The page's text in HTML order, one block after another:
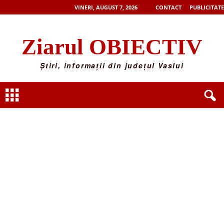
VINERI, AUGUST 7, 2026 CONTACT PUBLICITATE
Ziarul OBIECTIV
Știri, informații din județul Vaslui